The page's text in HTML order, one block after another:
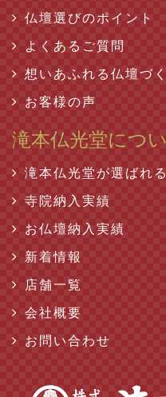
仏壇選びのポイント
よくあるご質問
想いあふれる仏壇づ
お客様の声
滝本仏光堂につ
滝本仏光堂が選ばれ
寺院納入実績
お仏壇納入実績
新着情報
店舗一覧
会社概要
お問い合わせ